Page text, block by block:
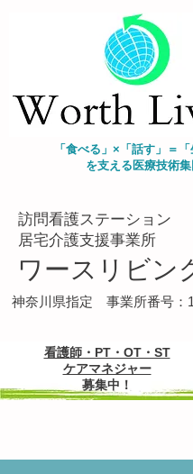
「食べる」×「話す」＝「
を支える 医療技術集
​訪問看護ステーション
​居宅介護支援事業所
ワースリビン
神奈川県指定 事業所番号：
看護師・PT・OT・ST
ケアマネジャー
募集中！